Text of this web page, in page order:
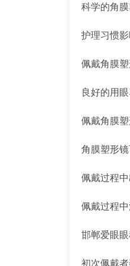
科学的角
护理习惯影
佩戴角膜塑
良好的用
佩戴角膜塑
角膜塑形
佩戴过程
佩戴过程
邯郸爱眼
初次佩戴